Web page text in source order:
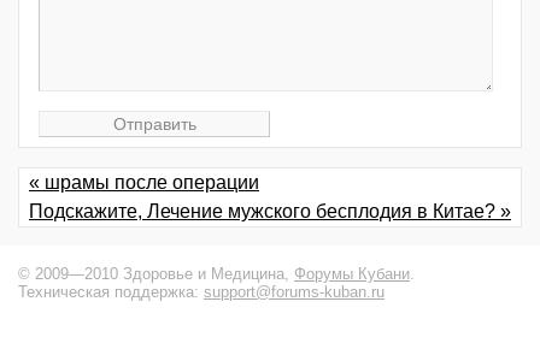
« шрамы после операции
Подскажите, Лечение мужского бесплодия в Китае? »
© 2009—2010 Здоровье и Медицина, Форумы Кубани.
Техническая поддержка: support@forums-kuban.ru